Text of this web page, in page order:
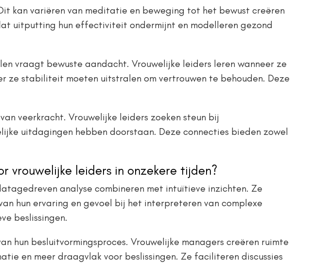
kan variëren van meditatie en beweging tot het bewust creëren
uitputting hun effectiviteit ondermijnt en modelleren gezond
vraagt bewuste aandacht. Vrouwelijke leiders leren wanneer ze
ze stabiliteit moeten uitstralen om vertrouwen te behouden. Deze
veerkracht. Vrouwelijke leiders zoeken steun bij
uitdagingen hebben doorstaan. Deze connecties bieden zowel
vrouwelijke leiders in onzekere tijden?
analyse combineren met intuïtieve inzichten. Ze
hun ervaring en gevoel bij het interpreteren van complexe
beslissingen.
hun besluitvormingsproces. Vrouwelijke managers creëren ruimte
en meer draagvlak voor beslissingen. Ze faciliteren discussies